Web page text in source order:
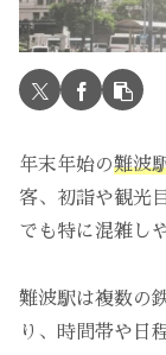
年末年始の難波
客、初詣や観光
でも特に混雑し
難波駅は複数の
り、時間帯や日